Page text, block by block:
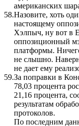
американских
58.Назовите, хоть
настоящему
Хэлпыч, ну вот в
оппозиционный
платформы.
не слышно.
не дает ему
59.За поправки в
78,03 процента
21,16 процента,
результатам
протоколов.
По последним